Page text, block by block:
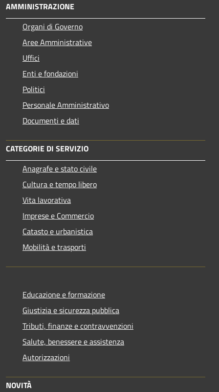
AMMINISTRAZIONE
Organi di Governo
Aree Amministrative
Uffici
Enti e fondazioni
Politici
Personale Amministrativo
Documenti e dati
CATEGORIE DI SERVIZIO
Anagrafe e stato civile
Cultura e tempo libero
Vita lavorativa
Imprese e Commercio
Catasto e urbanistica
Mobilità e trasporti
Educazione e formazione
Giustizia e sicurezza pubblica
Tributi, finanze e contravvenzioni
Salute, benessere e assistenza
Autorizzazioni
NOVITÀ